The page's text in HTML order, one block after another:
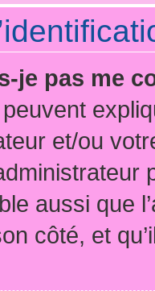
je pas me
et/ou
aussi que
côté, et